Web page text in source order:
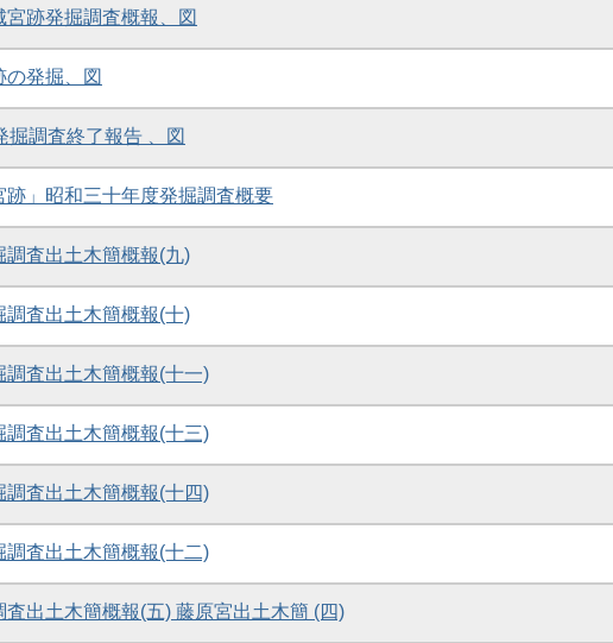
跡発掘調査概報、図
発掘、図
掘調査終了報告 、図
跡」昭和三十年度発掘調査概要
調査出土木簡概報(九)
調査出土木簡概報(十)
調査出土木簡概報(十一)
調査出土木簡概報(十三)
調査出土木簡概報(十四)
調査出土木簡概報(十二)
出土木簡概報(五) 藤原宮出土木簡 (四)